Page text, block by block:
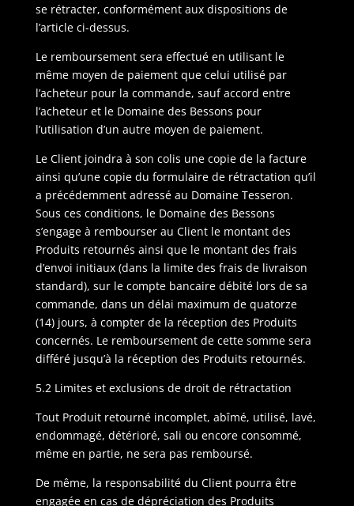
se rétracter, conformément aux dispositions de
l’article ci-dessus.
Le remboursement sera effectué en utilisant le
même moyen de paiement que celui utilisé par
l’acheteur pour la commande, sauf accord entre
l’acheteur et le Domaine des Bessons pour
l’utilisation d’un autre moyen de paiement.
Le Client joindra à son colis une copie de la facture
ainsi qu’une copie du formulaire de rétractation qu’il
a précédemment adressé au Domaine Tesseron.
Sous ces conditions, le Domaine des Bessons
s’engage à rembourser au Client le montant des
Produits retournés ainsi que le montant des frais
d’envoi initiaux (dans la limite des frais de livraison
standard), sur le compte bancaire débité lors de sa
commande, dans un délai maximum de quatorze
(14) jours, à compter de la réception des Produits
concernés. Le remboursement de cette somme sera
différé jusqu’à la réception des Produits retournés.
5.2 Limites et exclusions de droit de rétractation
Tout Produit retourné incomplet, abîmé, utilisé, lavé,
endommagé, détérioré, sali ou encore consommé,
même en partie, ne sera pas remboursé.
De même, la responsabilité du Client pourra être
engagée en cas de dépréciation des Produits